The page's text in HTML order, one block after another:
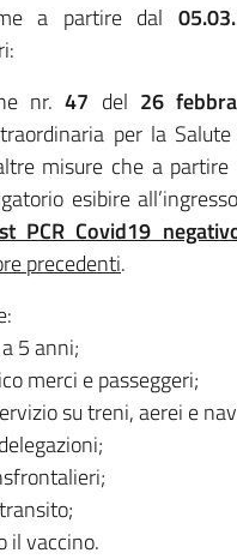
a partire dal
nr.47 del 26
per la
misure che a
esibire
PCR Covid19
precedenti.
5 anni;
merci e passeggeri;
su treni, aerei e
il vaccino.